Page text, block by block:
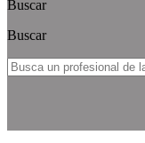
Buscar
Buscar